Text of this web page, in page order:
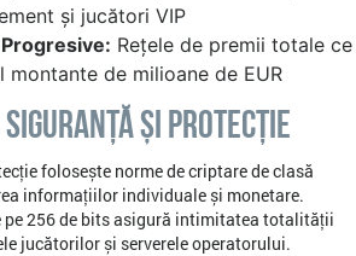
și jucători VIP
Rețele de premii totale ce
montante de milioane de EUR
și Protecție
folosește norme de criptare de clasă
informațiilor individuale și monetare.
pe 256 de bits asigură intimitatea totalității
jucătorilor și serverele operatorului.